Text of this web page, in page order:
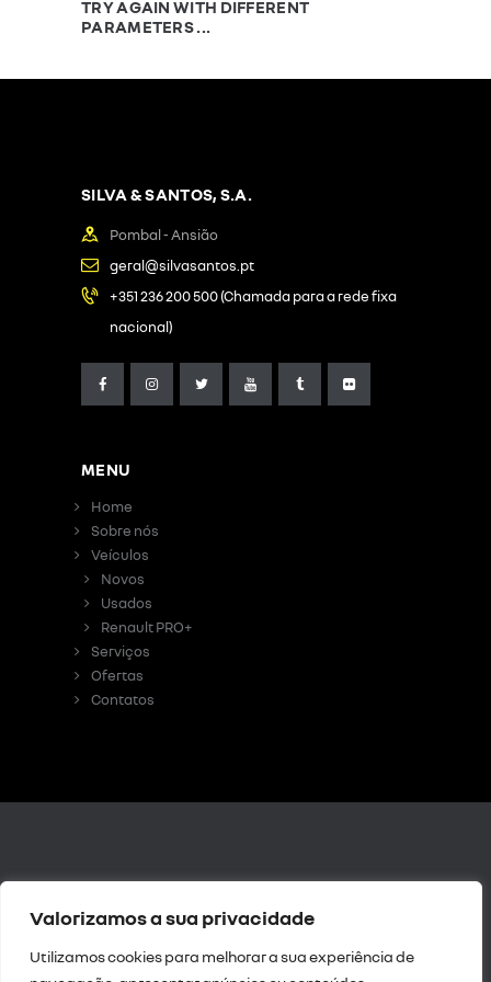
Valorizamos a sua privacidade
Utilizamos cookies para melhorar a sua experiência de
TRY AGAIN WITH DIFFERENT
PARAMETERS ...
SILVA & SANTOS, S.A.
Pombal - Ansião
geral@silvasantos.pt
+351 236 200 500 (Chamada para a rede fixa
nacional)
MENU
Home
Sobre nós
Veículos
Novos
Usados
Renault PRO+
Serviços
Ofertas
Contatos
Reclamações Digital|
Resolução de Litígios